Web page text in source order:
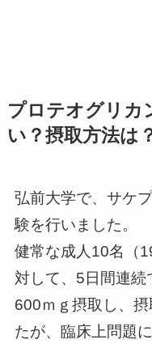
プロテオグリカ
い？摂取方法は
弘前大学で、サケ
験を行いました。
健常な成人10名（
対して、5日間連
600ｍｇ摂取し、
たが、臨床上問題